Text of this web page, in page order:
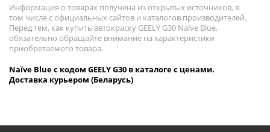
Информация о товарах получена из открытых источников, в
том числе с официальных сайтов и каталогов производителей.
Перед тем, как купить автокраску GEELY G30 Naïve Blue,
обязательно обращайте внимание на характеристики
приобретаемого товара.
Naïve Blue с кодом GEELY G30 в каталоге с ценами.
Доставка курьером (Беларусь)